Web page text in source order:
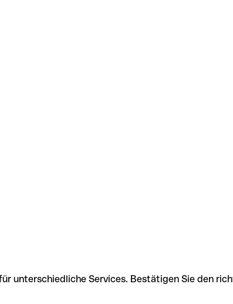
unterschiedliche Services. Bestätigen Sie den